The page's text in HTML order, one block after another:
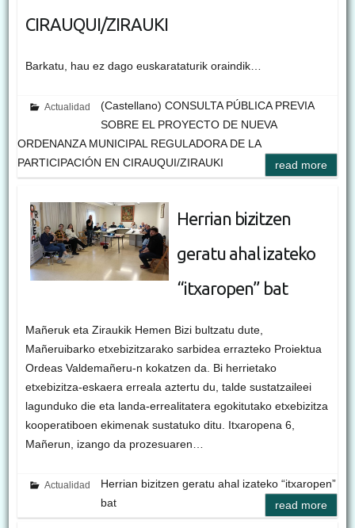
CIRAUQUI/ZIRAUKI
Barkatu, hau ez dago euskarataturik oraindik…
Actualidad
(Castellano) CONSULTA PÚBLICA PREVIA
SOBRE EL PROYECTO DE NUEVA
ORDENANZA MUNICIPAL REGULADORA DE LA
PARTICIPACIÓN EN CIRAUQUI/ZIRAUKI
read more
Herrian bizitzen
geratu ahal izateko
“itxaropen” bat
Mañeruk eta Ziraukik Hemen Bizi bultzatu dute,
Mañeruibarko etxebizitzarako sarbidea errazteko Proiektua
Ordeas Valdemañeru-n kokatzen da. Bi herrietako
etxebizitza-eskaera erreala aztertu du, talde sustatzaileei
lagunduko die eta landa-errealitatera egokitutako etxebizitza
kooperatiboen ekimenak sustatuko ditu. Itxaropena 6,
Mañerun, izango da prozesuaren…
Actualidad
Herrian bizitzen geratu ahal izateko “itxaropen”
bat
read more